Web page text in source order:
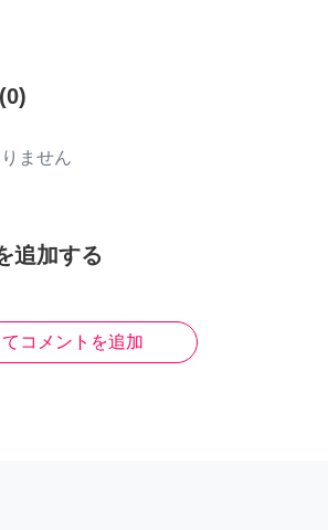
(0)
ません
追加する
コメントを追加